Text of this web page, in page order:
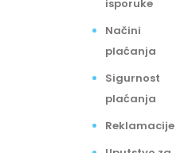
isporuke
Načini
plaćanja
Sigurnost
plaćanja
Reklamacije